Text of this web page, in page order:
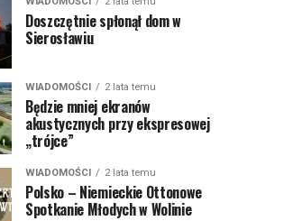
Doszczętnie spłonął dom w
Sierosławiu
WIADOMOŚCI 2 lata temu
Będzie mniej ekranów
akustycznych przy ekspresowej
„trójce”
WIADOMOŚCI 2 lata temu
Polsko – Niemieckie Ottonowe
Spotkanie Młodych w Wolinie